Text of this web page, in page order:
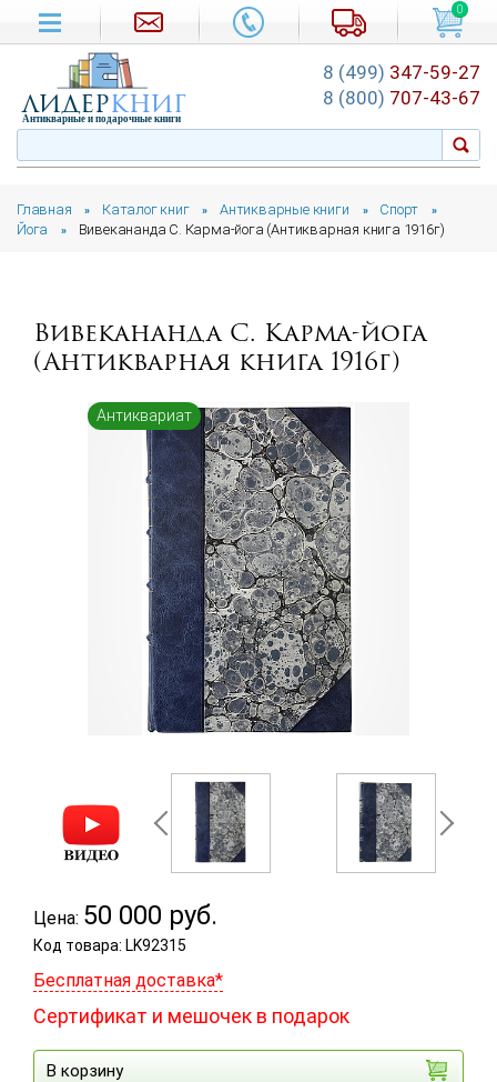
Главная » Каталог книг » Антикварные книги » Спорт »
Йога » Вивекананда С. Карма-йога (Антикварная книга 1916г)
Вивекананда С. Карма-йога
(Антикварная книга 1916г)
Антиквариат
Цена: 50 000 руб.
Код товара: LK92315
Бесплатная доставка*
Сертификат и мешочек в подарок
В корзину
0
лидеркниг
Антикварные и подарочные книги
8 (499) 347-59-27
8 (800) 707-43-67